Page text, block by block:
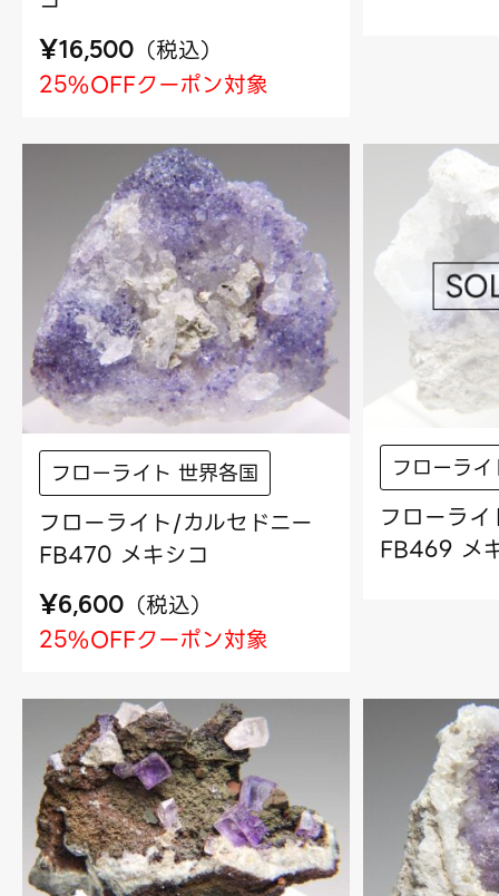
¥16,500 （税込）
25%OFFクーポン対象
フローライト 世界各国
フローライト/カルセドニー
FB470 メキシコ
¥6,600 （税込）
25%OFFクーポン対象
フローラ
フローラ
FB469 メ